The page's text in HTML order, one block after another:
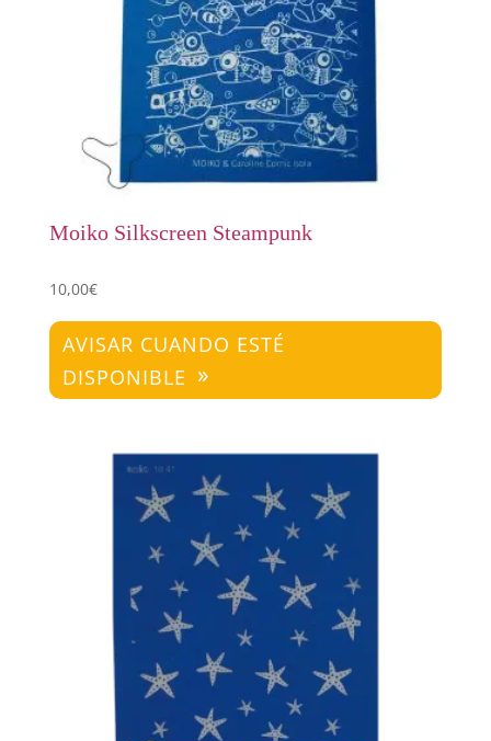
Moiko Silkscreen Steampunk
10,00€
AVISAR CUANDO ESTÉ
DISPONIBLE